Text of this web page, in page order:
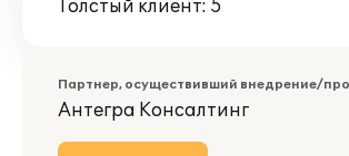
Толстый клиент: 5
Партнер, осуществивший внедрение/
Антегра Консалтинг